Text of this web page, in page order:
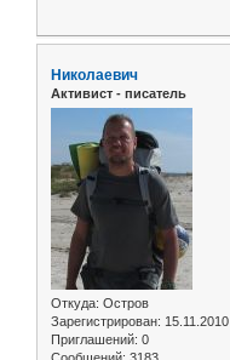
Николаевич
Активист - писатель
Откуда: Остров
Зарегистрирован: 15.11.2010
Приглашений: 0